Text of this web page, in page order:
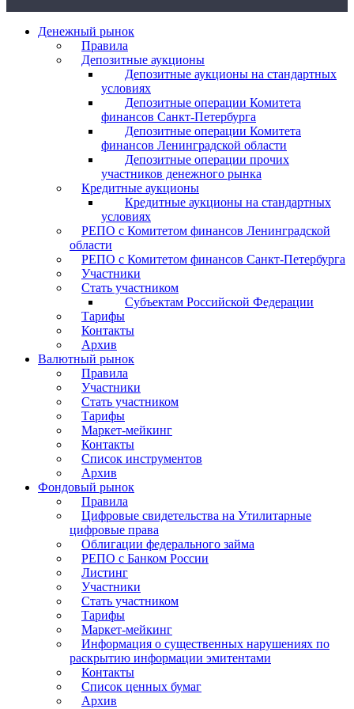
Денежный рынок
Правила
Депозитные аукционы
Депозитные аукционы на стандартных
условиях
Депозитные операции Комитета
финансов Санкт-Петербурга
Депозитные операции Комитета
финансов Ленинградской области
Депозитные операции прочих
участников денежного рынка
Кредитные аукционы
Кредитные аукционы на стандартных
условиях
РЕПО с Комитетом финансов Ленинградской
области
РЕПО с Комитетом финансов Санкт-Петербурга
Участники
Стать участником
Субъектам Российской Федерации
Тарифы
Контакты
Архив
Валютный рынок
Правила
Участники
Стать участником
Тарифы
Маркет-мейкинг
Контакты
Список инструментов
Архив
Фондовый рынок
Правила
Цифровые свидетельства на Утилитарные
цифровые права
Облигации федерального займа
РЕПО с Банком России
Листинг
Участники
Стать участником
Тарифы
Маркет-мейкинг
Информация о существенных нарушениях по
раскрытию информации эмитентами
Контакты
Список ценных бумаг
Архив